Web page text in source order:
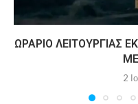
ΩΡΆΡΙΟ ΛΕΙΤΟΥΡΓΊΑΣ
2